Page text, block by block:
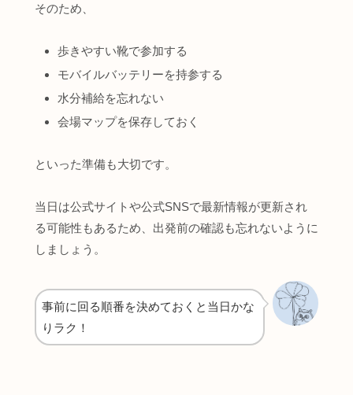
そのため、
歩きやすい靴で参加する
モバイルバッテリーを持参する
水分補給を忘れない
会場マップを保存しておく
といった準備も大切です。
当日は公式サイトや公式SNSで最新情報が更新され
る可能性もあるため、出発前の確認も忘れないように
しましょう。
事前に回る順番を決めておくと当日かな
りラク！